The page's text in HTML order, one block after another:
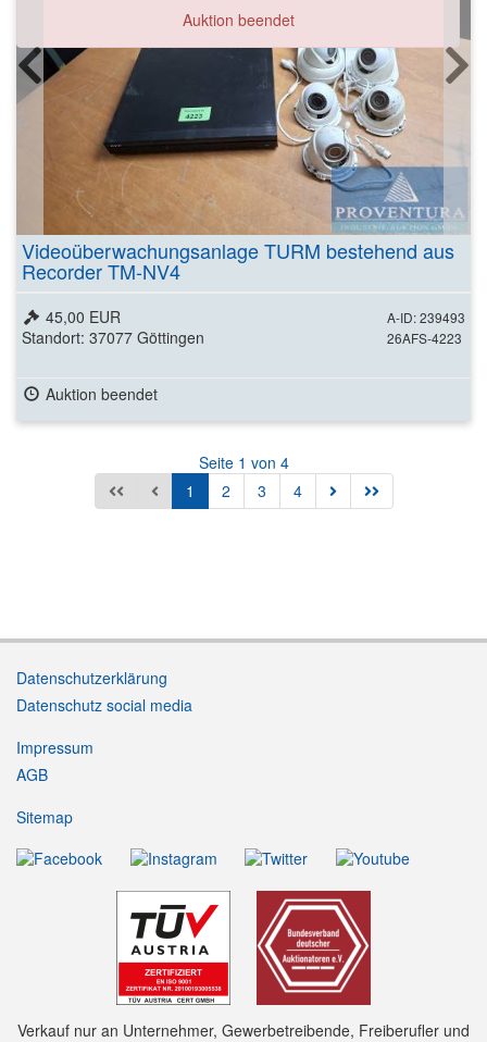
Auktion beendet
Videoüberwachungsanlage TURM bestehend aus
Recorder TM-NV4
A-ID: 239493
26AFS-4223
45,00 EUR
Standort: 37077 Göttingen
Auktion beendet
Seite 1 von 4
1
2 3 4
Datenschutzerklärung
Datenschutz social media
Impressum
AGB
Sitemap
Verkauf nur an Unternehmer, Gewerbetreibende, Freiberufler und